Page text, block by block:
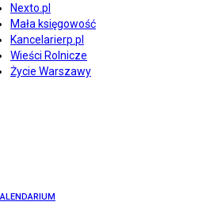
Nexto.pl
Mała księgowość
Kancelarierp.pl
Wieści Rolnicze
Życie Warszawy